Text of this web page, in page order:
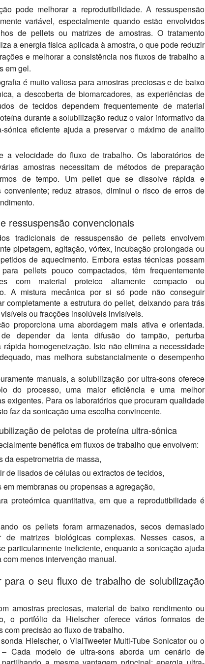
pode melhorar a reprodutibilidade. A ressuspensão
variável, especialmente quando estão envolvidos
de pellets ou matrizes de amostras. O tratamento
a energia física aplicada à amostra, o que pode reduzir
e melhorar a consistência nos fluxos de trabalho a
em gel.
é muito valiosa para amostras preciosas e de baixo
a descoberta de biomarcadores, as experiências de
de tecidos dependem frequentemente de material
durante a solubilização reduz o valor informativo da
sónica eficiente ajuda a preservar o máximo de analito
a velocidade do fluxo de trabalho. Os laboratórios de
amostras necessitam de métodos de preparação
de tempo. Um pellet que se dissolve rápida e
conveniente; reduz atrasos, diminui o risco de erros de
ressuspensão convencionais
tradicionais de ressuspensão de pellets envolvem
pipetagem, agitação, vórtex, incubação prolongada ou
de aquecimento. Embora estas técnicas possam
pellets pouco compactados, têm frequentemente
com material proteico altamente compacto ou
A mistura mecânica por si só pode não conseguir
completamente a estrutura do pellet, deixando para trás
ou fracções insolúveis invisíveis.
proporciona uma abordagem mais ativa e orientada.
depender da lenta difusão do tampão, perturba
homogeneização. Isto não elimina a necessidade
mas melhora substancialmente o desempenho
manuais, a solubilização por ultra-sons oferece
do processo, uma maior eficiência e uma melhor
exigentes. Para os laboratórios que procuram qualidade
faz da sonicação uma escolha convincente.
de pelotas de proteína ultra-sônica
benéfica em fluxos de trabalho que envolvem:
da espetrometria de massa,
de lisados de células ou extractos de tecidos,
membranas ou propensas a agregação,
proteómica quantitativa, em que a reprodutibilidade é
os pellets foram armazenados, secos demasiado
de matrizes biológicas complexas. Nesses casos, a
particularmente ineficiente, enquanto a sonicação ajuda
menos intervenção manual.
o seu fluxo de trabalho de solubilização
amostras preciosas, material de baixo rendimento ou
o portfólio da Hielscher oferece vários formatos de
precisão ao fluxo de trabalho.
Hielscher, o VialTweeter Multi-Tube Sonicator ou o
– Cada modelo de ultra-sons aborda um cenário de